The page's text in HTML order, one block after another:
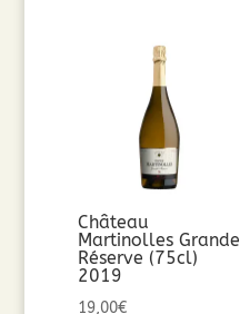
Château
Martinolles Grande
Réserve (75cl)
2019
19,00€